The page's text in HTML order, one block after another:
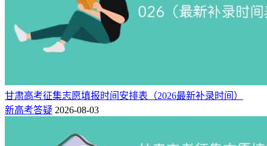
甘肃高考征集志愿填报时间安排表（2026最新补录时间）
新高考答疑 2026-08-03